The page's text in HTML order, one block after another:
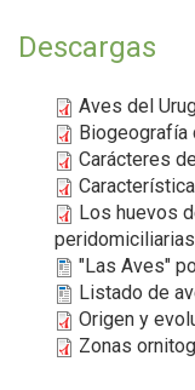
Descargas
Aves del
Biogeografía
Carácteres
Los huevos
peridomiciliarias
"Las Aves"
Listado de
Origen y
Zonas